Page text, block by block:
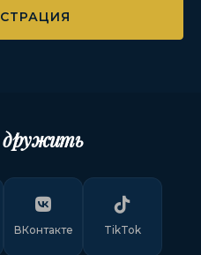
ВКонтакте TikTok